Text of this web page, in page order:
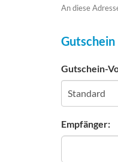
An diese
Gutschein
Gutschein-
Empfänger: